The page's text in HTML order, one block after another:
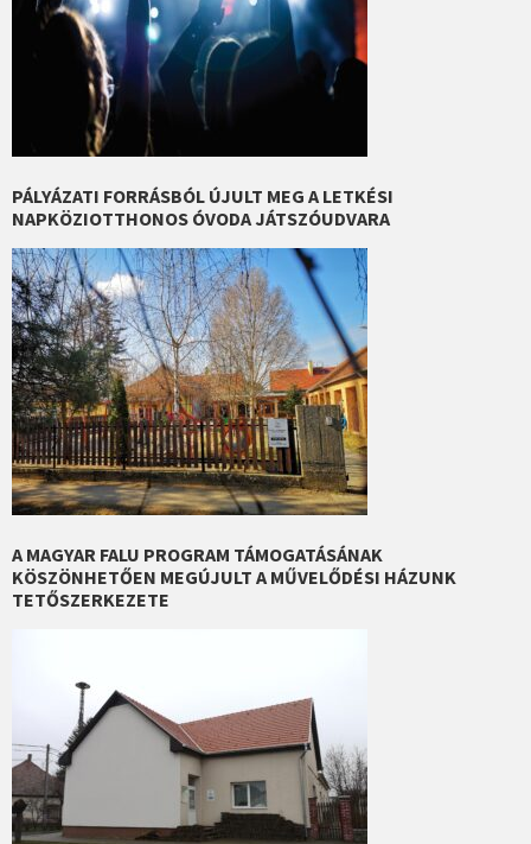
PÁLYÁZATI FORRÁSBÓL ÚJULT MEG A LETKÉSI
NAPKÖZIOTTHONOS ÓVODA JÁTSZÓUDVARA
A MAGYAR FALU PROGRAM TÁMOGATÁSÁNAK
KÖSZÖNHETŐEN MEGÚJULT A MŰVELŐDÉSI HÁZUNK
TETŐSZERKEZETE